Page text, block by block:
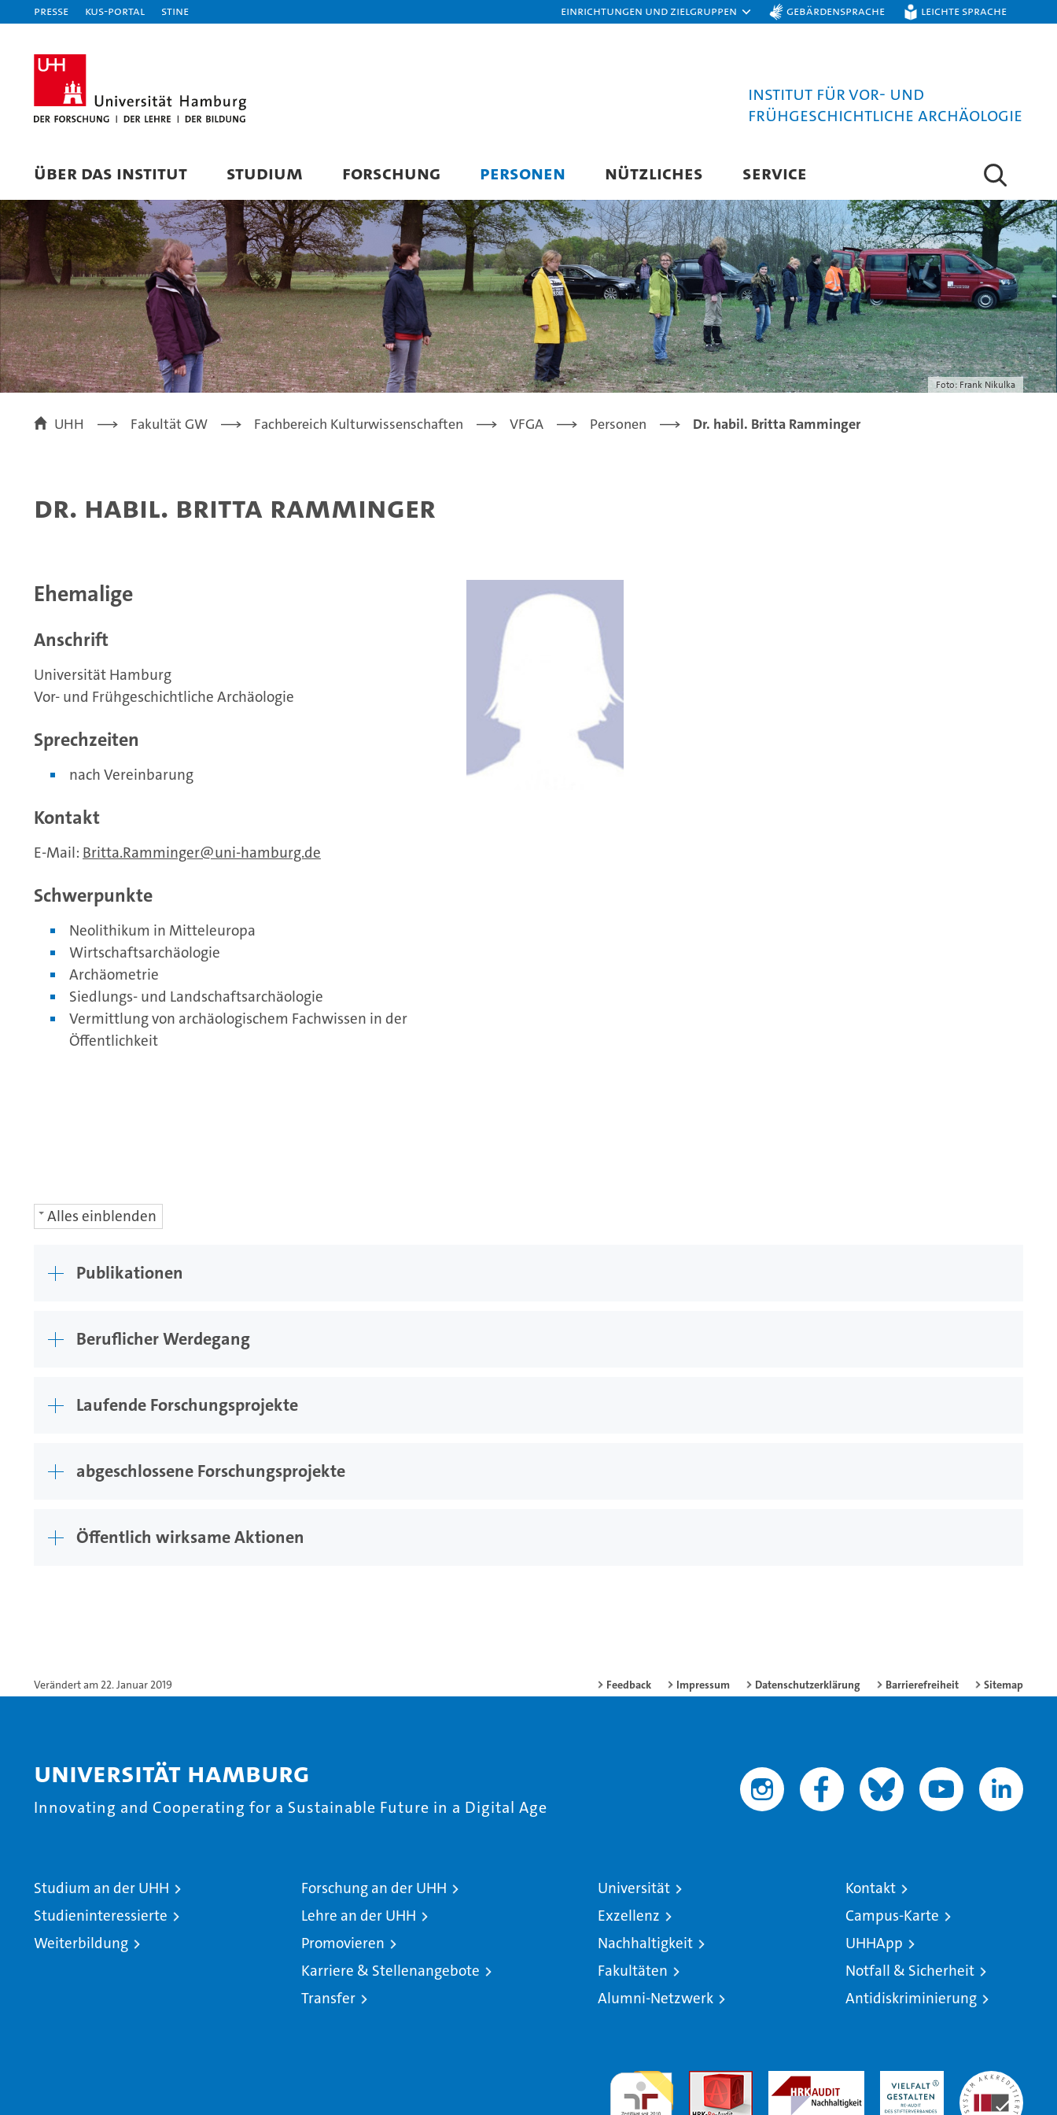
Presse KUS-Portal STiNE Einrichtungen und Zielgruppen Gebärdensprache Leichte Sprache
Institut für Vor- und
Frühgeschichtliche Archäologie
ÜBER DAS INSTITUT STUDIUM FORSCHUNG PERSONEN NÜTZLICHES SERVICE
Foto: Frank Nikulka
UHH Fakultät GW Fachbereich Kulturwissenschaften VFGA Personen Dr. habil. Britta Ramminger
Dr. habil. Britta Ramminger
Ehemalige
Anschrift
Universität Hamburg
Vor- und Frühgeschichtliche Archäologie
Sprechzeiten
nach Vereinbarung
Kontakt
E-Mail: Britta.Ramminger uni-hamburg.de
Schwerpunkte
Neolithikum in Mitteleuropa
Wirtschaftsarchäologie
Archäometrie
Siedlungs- und Landschaftsarchäologie
Vermittlung von archäologischem Fachwissen in der
Öffentlichkeit
Alles einblenden
Publikationen
Beruflicher Werdegang
Laufende Forschungsprojekte
abgeschlossene Forschungsprojekte
Öffentlich wirksame Aktionen
Verändert am 22. Januar 2019 Feedback Impressum Datenschutzerklärung Barrierefreiheit Sitemap
Universität Hamburg
Innovating and Cooperating for a Sustainable Future in a Digital Age
Studium an der UHH
Studieninteressierte
Weiterbildung
Forschung an der UHH
Lehre an der UHH
Promovieren
Karriere & Stellenangebote
Transfer
Universität
Exzellenz
Nachhaltigkeit
Fakultäten
Alumni-Netzwerk
Kontakt
Campus-Karte
UHHApp
Notfall & Sicherheit
Antidiskriminierung